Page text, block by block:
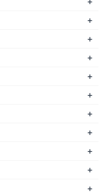
+
+
+
+
+
+
+
+
+
+